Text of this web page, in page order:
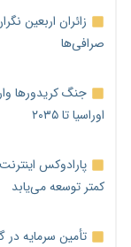
زائران اربعین
صرافی‌ها
اوراسیا تا ۲۰۳۵
پارادوکس
کمتر توسعه می‌یابد
تأمین سرمایه